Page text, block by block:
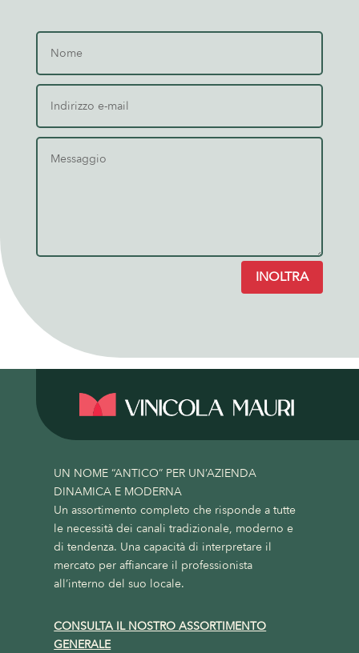
INOLTRA
UN NOME “ANTICO” PER UN’AZIENDA
DINAMICA E MODERNA
Un assortimento completo che risponde a tutte
le necessità dei canali tradizionale, moderno e
di tendenza. Una capacità di interpretare il
mercato per affiancare il professionista
all’interno del suo locale.
CONSULTA IL NOSTRO ASSORTIMENTO
GENERALE